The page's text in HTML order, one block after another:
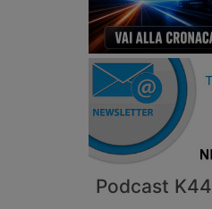
Podcast K44